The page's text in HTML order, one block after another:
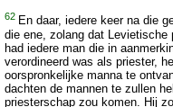
62 En daar, iedere keer na die
die ene, zolang dat Levietische
had iedere man die in
verordineerd was als priester,
oorspronkelijke manna te
dachten de mannen te zullen
priesterschap zou komen. Hij